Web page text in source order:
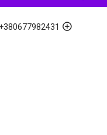
+380677982431